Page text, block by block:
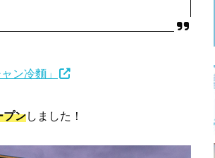
ン冷麵」
プンしました！